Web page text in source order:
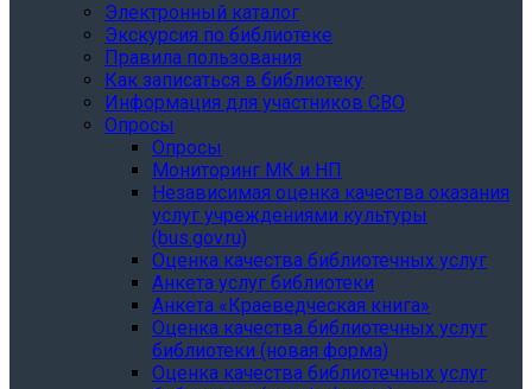
Электронный каталог
Экскурсия по библиотеке
Правила пользования
Как записаться в библиотеку
Информация для участников СВО
Опросы
Опросы
Мониторинг МК и НП
Независимая оценка качества оказания
услуг учреждениями культуры
(bus.gov.ru)
Оценка качества библиотечных услуг
Анкета услуг библиотеки
Анкета «Краеведческая книга»
Oценка качества библиотечных услуг
библиотеки (новая форма)
Oценка качества библиотечных услуг